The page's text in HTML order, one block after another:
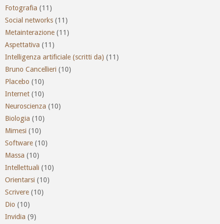
Fotografia (11)
Social networks (11)
Metainterazione (11)
Aspettativa (11)
Intelligenza artificiale (scritti da) (11)
Bruno Cancellieri (10)
Placebo (10)
Internet (10)
Neuroscienza (10)
Biologia (10)
Mimesi (10)
Software (10)
Massa (10)
Intellettuali (10)
Orientarsi (10)
Scrivere (10)
Dio (10)
Invidia (9)